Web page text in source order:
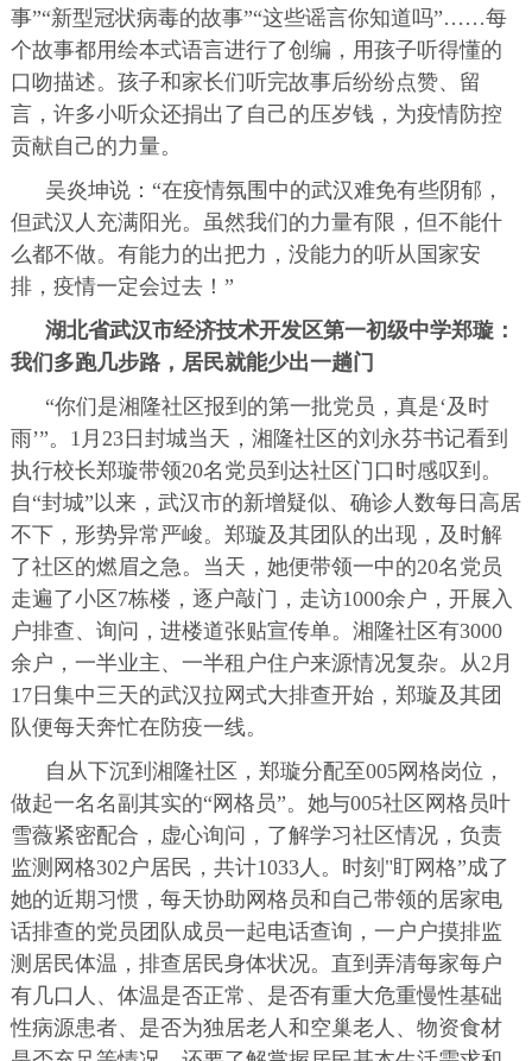
事”“新型冠状病毒的故事”“这些谣言你知道吗”……每
个故事都用绘本式语言进行了创编，用孩子听得懂的
口吻描述。孩子和家长们听完故事后纷纷点赞、留
言，许多小听众还捐出了自己的压岁钱，为疫情防控
贡献自己的力量。
吴炎坤说：“在疫情氛围中的武汉难免有些阴郁，
但武汉人充满阳光。虽然我们的力量有限，但不能什
么都不做。有能力的出把力，没能力的听从国家安
排，疫情一定会过去！”
湖北省武汉市经济技术开发区第一初级中学郑璇：
我们多跑几步路，居民就能少出一趟门
“你们是湘隆社区报到的第一批党员，真是‘及时
雨’”。1月23日封城当天，湘隆社区的刘永芬书记看到
执行校长郑璇带领20名党员到达社区门口时感叹到。
自“封城”以来，武汉市的新增疑似、确诊人数每日高居
不下，形势异常严峻。郑璇及其团队的出现，及时解
了社区的燃眉之急。当天，她便带领一中的20名党员
走遍了小区7栋楼，逐户敲门，走访1000余户，开展入
户排查、询问，进楼道张贴宣传单。湘隆社区有3000
余户，一半业主、一半租户住户来源情况复杂。从2月
17日集中三天的武汉拉网式大排查开始，郑璇及其团
队便每天奔忙在防疫一线。
自从下沉到湘隆社区，郑璇分配至005网格岗位，
做起一名名副其实的“网格员”。她与005社区网格员叶
雪薇紧密配合，虚心询问，了解学习社区情况，负责
监测网格302户居民，共计1033人。时刻"盯网格”成了
她的近期习惯，每天协助网格员和自己带领的居家电
话排查的党员团队成员一起电话查询，一户户摸排监
测居民体温，排查居民身体状况。直到弄清每家每户
有几口人、体温是否正常、是否有重大危重慢性基础
性病源患者、是否为独居老人和空巢老人、物资食材